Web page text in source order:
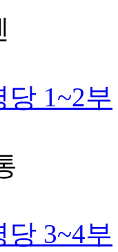
1~2부
3~4부